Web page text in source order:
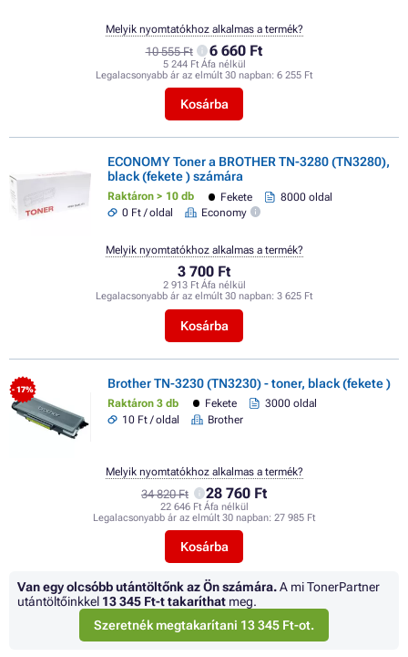
10 555 Ft 6 660 Ft
5 244 Ft Áfa nélkül
Legalacsonyabb ár az elmúlt 30 napban: 6 255 Ft
Kosárba
Melyik nyomtatókhoz alkalmas a termék?
ECONOMY Toner a BROTHER TN-3280 (TN3280),
black (fekete ) számára
Raktáron > 10 db Fekete
8000 oldal
0 Ft / oldal
Economy
3 700 Ft
2 913 Ft Áfa nélkül
Legalacsonyabb ár az elmúlt 30 napban: 3 625 Ft
Kosárba
Melyik nyomtatókhoz alkalmas a termék?
- 17% Brother TN-3230 (TN3230) - toner, black (fekete )
Raktáron 3 db Fekete
3000 oldal
10 Ft / oldal
Brother
34 820 Ft 28 760 Ft
22 646 Ft Áfa nélkül
Legalacsonyabb ár az elmúlt 30 napban: 27 985 Ft
Kosárba
Melyik nyomtatókhoz alkalmas a termék?
Van egy olcsóbb utántöltőnk az Ön számára.A mi TonerPartner
utántöltőinkkel 13 345 Ft-t takaríthat meg.
Szeretnék megtakarítani 13 345 Ft-ot.